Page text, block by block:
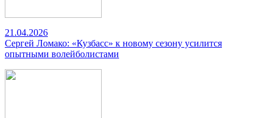
21.04.2026
Сергей Ломако: «Кузбасс» к новому сезону усилится
опытными волейболистами